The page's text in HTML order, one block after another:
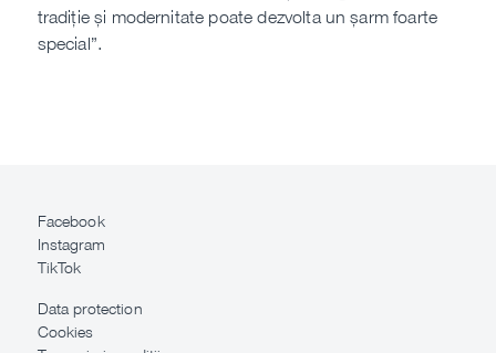
tradiție și modernitate poate dezvolta un șarm foarte
special”.
Facebook
Instagram
TikTok
Data protection
Cookies